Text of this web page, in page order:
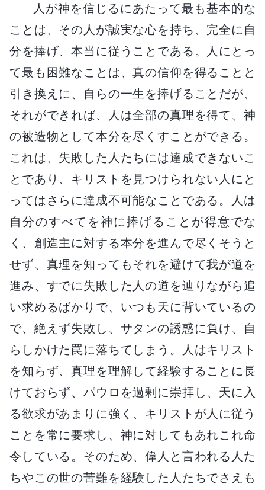
人が神を信じるにあたって最も基本的な
ことは、その人が誠実な心を持ち、完全に自
分を捧げ、本当に従うことである。人にとっ
て最も困難なことは、真の信仰を得ることと
引き換えに、自らの一生を捧げることだが、
それができれば、人は全部の真理を得て、神
の被造物として本分を尽くすことができる。
これは、失敗した人たちには達成できないこ
とであり、キリストを見つけられない人にと
ってはさらに達成不可能なことである。人は
自分のすべてを神に捧げることが得意でな
く、創造主に対する本分を進んで尽くそうと
せず、真理を知ってもそれを避けて我が道を
進み、すでに失敗した人の道を辿りながら追
い求めるばかりで、いつも天に背いているの
で、絶えず失敗し、サタンの誘惑に負け、自
らしかけた罠に落ちてしまう。人はキリスト
を知らず、真理を理解して経験することに長
けておらず、パウロを過剰に崇拝し、天に入
る欲求があまりに強く、キリストが人に従う
ことを常に要求し、神に対してもあれこれ命
令している。そのため、偉人と言われる人た
ちやこの世の苦難を経験した人たちでさえも